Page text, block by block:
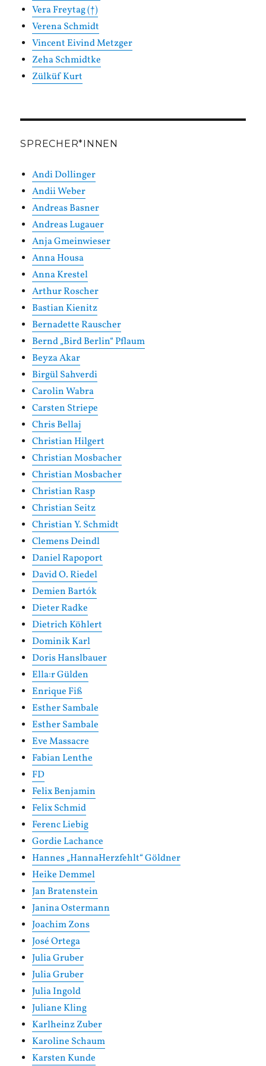
Vera Freytag (†)
Verena Schmidt
Vincent Eivind Metzger
Zeha Schmidtke
Zülküf Kurt
SPRECHER*INNEN
Andi Dollinger
Andii Weber
Andreas Basner
Andreas Lugauer
Anja Gmeinwieser
Anna Housa
Anna Krestel
Arthur Roscher
Bastian Kienitz
Bernadette Rauscher
Bernd „Bird Berlin“ Pflaum
Beyza Akar
Birgül Sahverdi
Carolin Wabra
Carsten Striepe
Chris Bellaj
Christian Hilgert
Christian Mosbacher
Christian Mosbacher
Christian Rasp
Christian Seitz
Christian Y. Schmidt
Clemens Deindl
Daniel Rapoport
David O. Riedel
Demien Bartók
Dieter Radke
Dietrich Köhlert
Dominik Karl
Doris Hanslbauer
Ella:r Gülden
Enrique Fiß
Esther Sambale
Esther Sambale
Eve Massacre
Fabian Lenthe
FD
Felix Benjamin
Felix Schmid
Ferenc Liebig
Gordie Lachance
Hannes „HannaHerzfehlt“ Göldner
Heike Demmel
Jan Bratenstein
Janina Ostermann
Joachim Zons
José Ortega
Julia Gruber
Julia Gruber
Julia Ingold
Juliane Kling
Karlheinz Zuber
Karoline Schaum
Karsten Kunde